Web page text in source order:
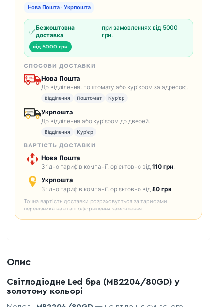
Нова Пошта · Укрпошта
✅Безкоштовна
доставка
при замовленнях від 5000
грн.
від 5000 грн
СПОСОБИ ДОСТАВКИ
Нова Пошта
До відділення, поштомату або кур'єром за адресою.
Відділення Поштомат Кур'єр
Укрпошта
До відділення або кур'єром до дверей.
Відділення Кур'єр
ВАРТІСТЬ ДОСТАВКИ
Нова Пошта
Згідно тарифів компанії, орієнтовно від 110 грн.
Укрпошта
Згідно тарифів компанії, орієнтовно від 80 грн.
Точна вартість доставки розраховується за тарифами
перевізника на етапі оформлення замовлення.
Опис
Світлодіодне Led бра (MB2204/80GD) у
золотому кольорі